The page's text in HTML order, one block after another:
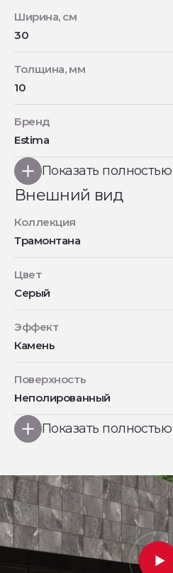
Ширина, см
30
Толщина, мм
10
Бренд
Estima
Показать полностью
Внешний вид
Коллекция
Трамонтана
Цвет
Серый
Эффект
Камень
Поверхность
Неполированный
Показать полностью